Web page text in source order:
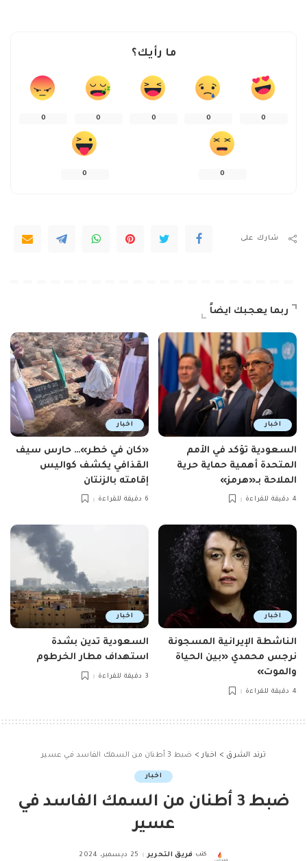
ما رأيك؟
0
0
0
0
0
0
0
شارك على
ربما يعجبك ايضاً
اخبار
السعودية تؤكد في الأمم
المتحدة أهمية حماية حرية
الملاحة بـ«هرمز»
4 دقيقة للقراءة
اخبار
«كان في خطر»… حارس سيف
القذافي يكشف كواليس
إقامته بالزنتان
6 دقيقة للقراءة
اخبار
الناشطة الإيرانية المسجونة
نرجس محمدي «بين الحياة
والموت»
4 دقيقة للقراءة
اخبار
السعودية تدين بشدة
استهداف مطار الخرطوم
3 دقيقة للقراءة
ترند الشرق > اخبار > ضبط 3 أطنان من السمك الفاسد في عسير
اخبار
ضبط 3 أطنان من السمك الفاسد في
عسير
Posted
كتب فريق التحرير 25 ديسمبر، 2024